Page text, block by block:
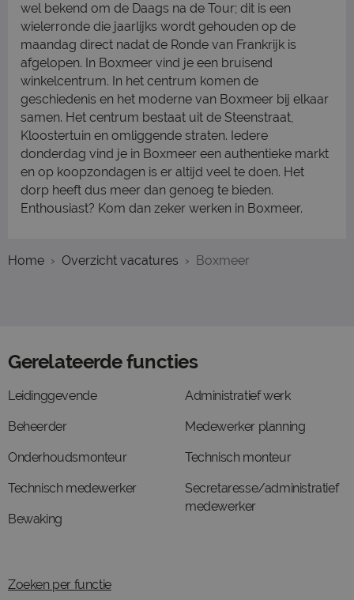
wel bekend om de Daags na de Tour; dit is een
wielerronde die jaarlijks wordt gehouden op de
maandag direct nadat de Ronde van Frankrijk is
afgelopen. In Boxmeer vind je een bruisend
winkelcentrum. In het centrum komen de
geschiedenis en het moderne van Boxmeer bij elkaar
samen. Het centrum bestaat uit de Steenstraat,
Kloostertuin en omliggende straten. Iedere
donderdag vind je in Boxmeer een authentieke markt
en op koopzondagen is er altijd veel te doen. Het
dorp heeft dus meer dan genoeg te bieden.
Enthousiast? Kom dan zeker werken in Boxmeer.
Home Overzicht vacatures Boxmeer
Gerelateerde functies
Leidinggevende
Beheerder
Onderhoudsmonteur
Technisch medewerker
Bewaking
Administratief werk
Medewerker planning
Technisch monteur
Secretaresse/administratief
medewerker
Zoeken per functie